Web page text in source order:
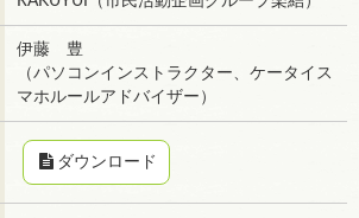
伊藤 豊
（パソコンインストラクター、ケータイス
マホルールアドバイザー）
ダウンロード